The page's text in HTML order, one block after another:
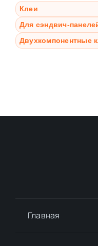
Клеи
Для сэндвич-
Двухкомпонентные
Главная